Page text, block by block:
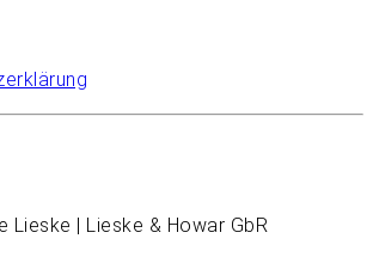
Lieske | Lieske & Howar GbR